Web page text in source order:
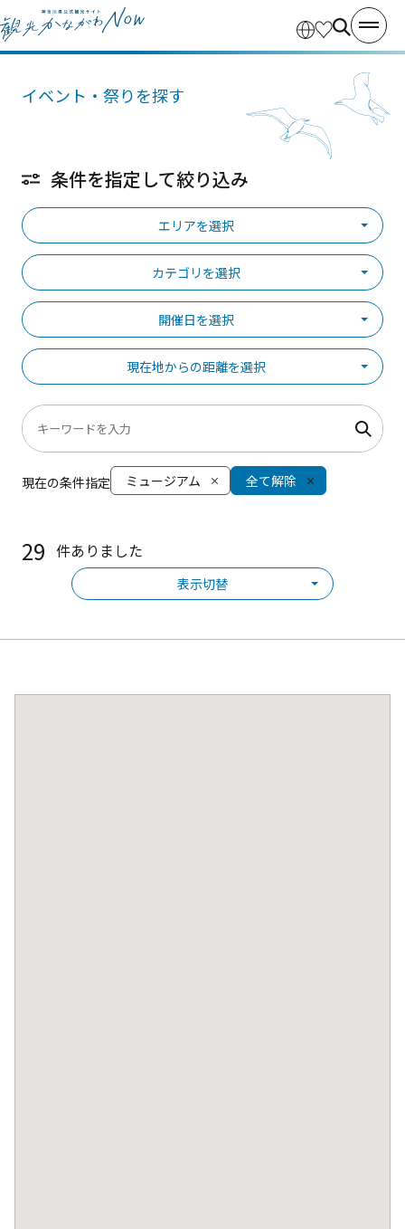
イベント・祭りを探す
条件を指定して絞り込み
エリアを選択
カテゴリを選択
開催日を選択
現在地からの距離を選択
現在の条件指定 ミュージアム 全て解除
29 件ありました
表示切替